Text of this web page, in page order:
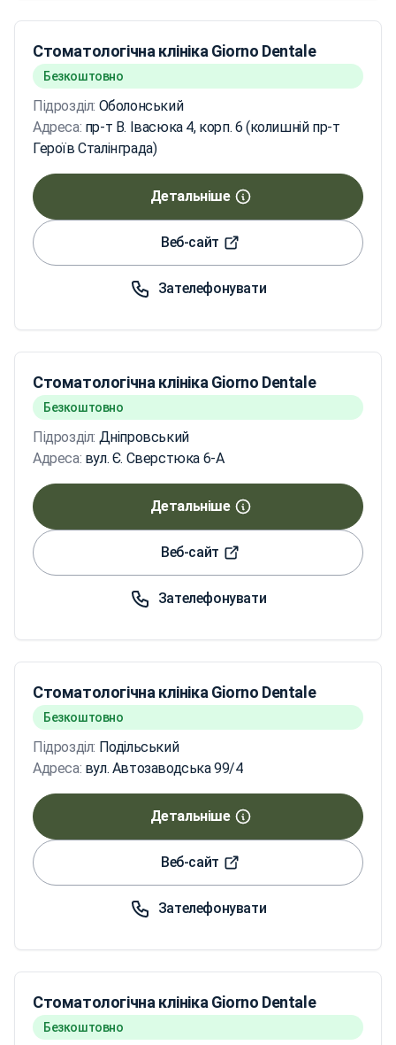
Стоматологічна клініка Giorno Dentale
Безкоштовно
Підрозділ: Оболонський
Адреса: пр-т В. Івасюка 4, корп. 6 (колишній пр-т
Героїв Сталінграда)
Детальніше
Веб-сайт
Зателефонувати
Стоматологічна клініка Giorno Dentale
Безкоштовно
Підрозділ: Дніпровський
Адреса: вул. Є. Сверстюка 6-А
Детальніше
Веб-сайт
Зателефонувати
Стоматологічна клініка Giorno Dentale
Безкоштовно
Підрозділ: Подільський
Адреса: вул. Автозаводська 99/4
Детальніше
Веб-сайт
Зателефонувати
Стоматологічна клініка Giorno Dentale
Безкоштовно